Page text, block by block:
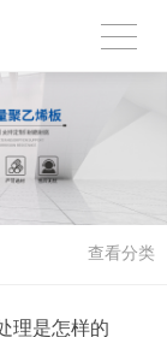
查看分类
理是怎样的